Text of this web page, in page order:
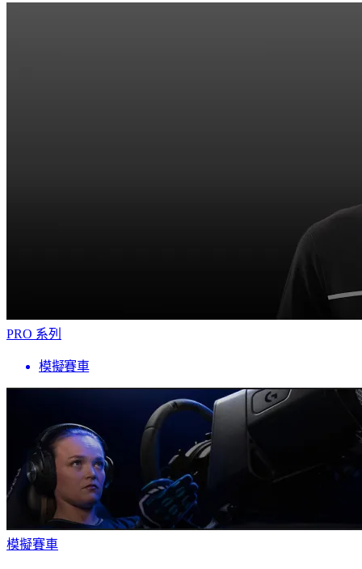
PRO 系列
模擬賽車
模擬賽車